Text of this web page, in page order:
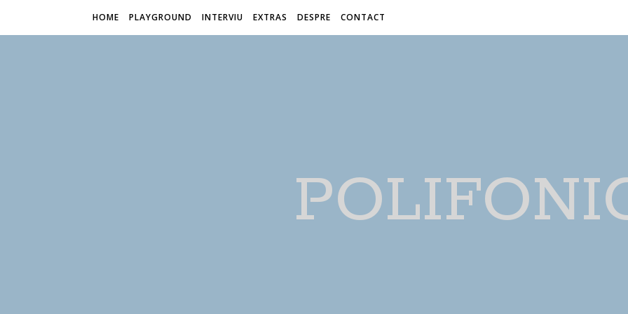
HOME PLAYGROUND INTERVIU EXTRAS DESPRE CONTACT